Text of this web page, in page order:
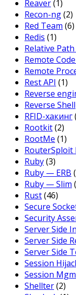
Reaver(1)
Recon-ng(2)
Red Team (6)
Redis (1)
Relative
Remote
Remote
Rest API (1)
Reverse
Reverse Shell
RFID-хакинг
Rootkit(2)
RootMe (1)
RouterSploit
Ruby(3)
Ruby — ERB
Ruby — Slim
Rust(46)
Secure
Security
Server Side
Server Side
Server Side
Session
Session
Shellter(2)